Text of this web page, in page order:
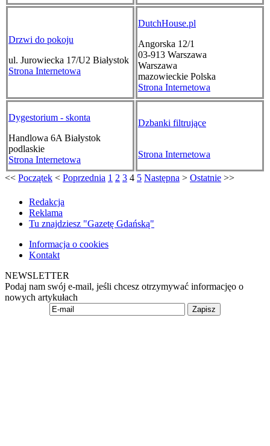
Drzwi do pokoju
ul. Jurowiecka 17/U2 Białystok
Strona Internetowa
DutchHouse.pl
Angorska 12/1
03-913 Warszawa
Warszawa
mazowieckie Polska
Strona Internetowa
Dygestorium - skonta
Handlowa 6A Białystok
podlaskie
Strona Internetowa
Dzbanki filtrujące
Strona Internetowa
<< Początek < Poprzednia 1 2 3 4 5 Następna > Ostatnie >>
Redakcja
Reklama
Tu znajdziesz "Gazetę Gdańską"
Informacja o cookies
Kontakt
NEWSLETTER
Podaj nam swój e-mail, jeśli chcesz otrzymywać informacjęo o
nowych artykułach
Zapisz